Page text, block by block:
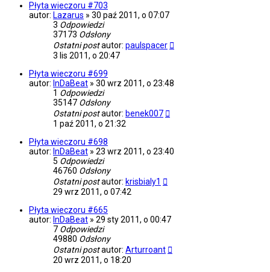
Płyta wieczoru #703
autor: Lazarus » 30 paź 2011, o 07:07
3 Odpowiedzi
37173 Odsłony
Ostatni postautor: paulspacer
3 lis 2011, o 20:47
Płyta wieczoru #699
autor: InDaBeat » 30 wrz 2011, o 23:48
1 Odpowiedzi
35147 Odsłony
Ostatni postautor: benek007
1 paź 2011, o 21:32
Płyta wieczoru #698
autor: InDaBeat » 23 wrz 2011, o 23:40
5 Odpowiedzi
46760 Odsłony
Ostatni postautor: krisbialy1
29 wrz 2011, o 07:42
Płyta wieczoru #665
autor: InDaBeat » 29 sty 2011, o 00:47
7 Odpowiedzi
49880 Odsłony
Ostatni postautor: Arturroant
20 wrz 2011, o 18:20